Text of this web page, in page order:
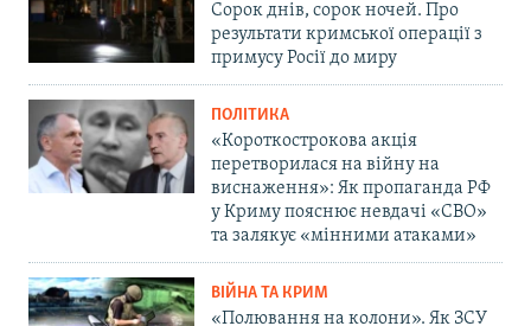
Сорок днів, сорок ночей. Про
результати кримської операції з
примусу Росії до миру
ПОЛІТИКА
«Короткострокова акція
перетворилася на війну на
виснаження»: Як пропаганда РФ
у Криму пояснює невдачі «СВО»
та залякує «мінними атаками»
ВІЙНА ТА КРИМ
«Полювання на колони». Як ЗСУ